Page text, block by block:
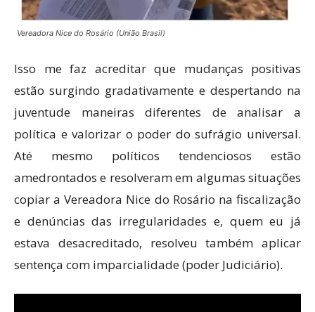
Vereadora Nice do Rosário (União Brasil)
Isso me faz acreditar que mudanças positivas
estão surgindo gradativamente e despertando na
juventude maneiras diferentes de analisar a
política e valorizar o poder do sufrágio universal.
Até mesmo políticos tendenciosos estão
amedrontados e resolveram em algumas situações
copiar a Vereadora Nice do Rosário na fiscalização
e denúncias das irregularidades e, quem eu já
estava desacreditado, resolveu também aplicar
sentença com imparcialidade (poder Judiciário).